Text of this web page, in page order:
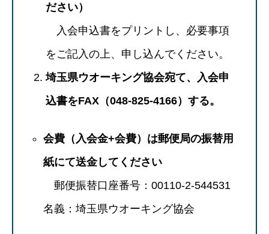
ださい）
入会申込書をプリントし、必要事項
をご記入の上、申し込んでください。
埼玉県ウオーキング協会宛て、入会申
込書をFAX（048-825-4166）する。
会費（入会金+会費）は郵便局の振替用
紙にて送金してください
郵便振替口座番号：00110-2-544531
名義：埼玉県ウオーキング協会